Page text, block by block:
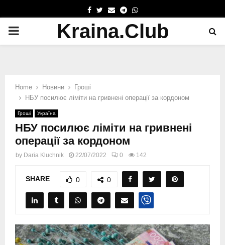
FACEBOOK
TWITTER
EMAILTELEGRAM
WHATSAPP
PRIMARYKraina.Club
Home Новини
Гроші
НБУ посилює ліміти на гривнені операції за кордоном
Гроші Україна
НБУ посилює ліміти на гривнені
операції за кордоном
by Daria Kluchnik 22/07/2022 0 142
SHARE 0 0